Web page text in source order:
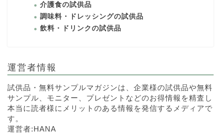
介護食の試供品
調味料・ドレッシングの試供品
飲料・ドリンクの試供品
運営者情報
試供品・無料サンプルマガジンは、企業様の試供品や無料
サンプル、モニター、プレゼントなどのお得情報を精査し
本当に読者様にメリットのある情報を発信するメディアで
す。
運営者:HANA